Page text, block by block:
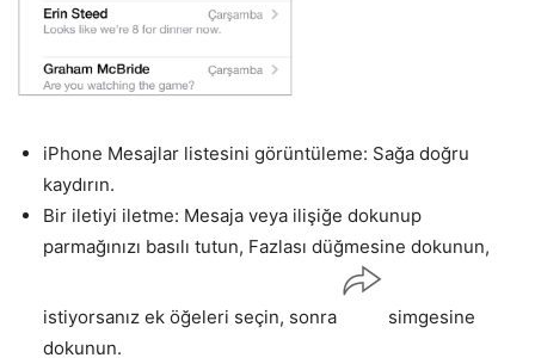
iPhone Mesajlar listesini görüntüleme: Sağa doğru
kaydırın.
Bir iletiyi iletme: Mesaja veya ilişiğe dokunup
parmağınızı basılı tutun, Fazlası düğmesine dokunun,
istiyorsanız ek öğeleri seçin, sonra
simgesine
dokunun.